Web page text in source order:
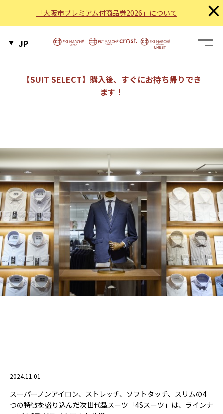
「大阪市プレミアム付商品券2026」について ×
JP
【SUIT SELECT】購入後、すぐにお持ち帰りでき
ます！
2024.11.01
スーパーノンアイロン、ストレッチ、ソフトタッチ、スリムの4
つの特徴を盛り込んだ次世代型スーツ「4Sスーツ」は、ラインナ